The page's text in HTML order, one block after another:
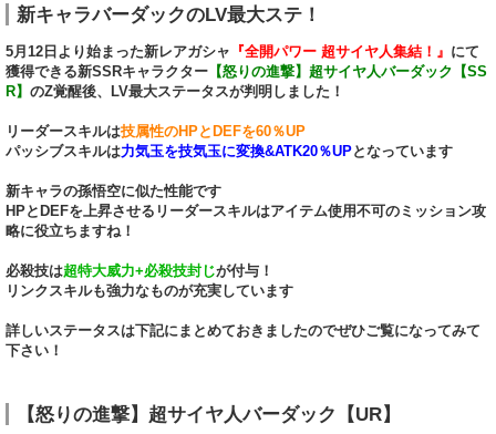
新キャラバーダックのLV最大ステ！
5月12日より始まった新レアガシャ 『全開パワー 超サイヤ人集結！』 にて
獲得できる新SSRキャラクター 【怒りの進撃】超サイヤ人バーダック【SS
R】 のZ覚醒後、LV最大ステータスが判明しました！
リーダースキルは技属性のHPとDEFを60％UP
パッシブスキルは力気玉を技気玉に変換&ATK20％UPとなっています
新キャラの孫悟空に似た性能です
HPとDEFを上昇させるリーダースキルはアイテム使用不可のミッション攻
略に役立ちますね！
必殺技は超特大威力+必殺技封じが付与！
リンクスキルも強力なものが充実しています
詳しいステータスは下記にまとめておきましたのでぜひご覧になってみて
下さい！
【怒りの進撃】超サイヤ人バーダック【UR】